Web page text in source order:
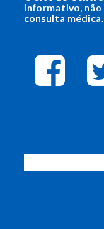
informativo,
consulta médica.
facebook-
square